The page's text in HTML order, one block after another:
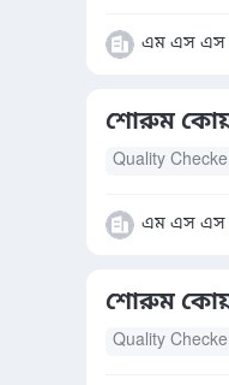
এম এস এস
শোরুম
Quality
এম এস এস
শোরুম
Quality